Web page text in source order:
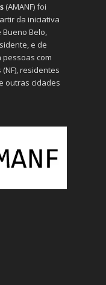
(AMANF) foi
da iniciativa
Belo,
e de
pessoas com
residentes
outras cidades